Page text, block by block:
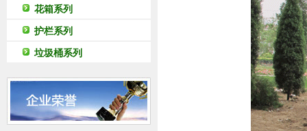
花箱系列
护栏系列
垃圾桶系列